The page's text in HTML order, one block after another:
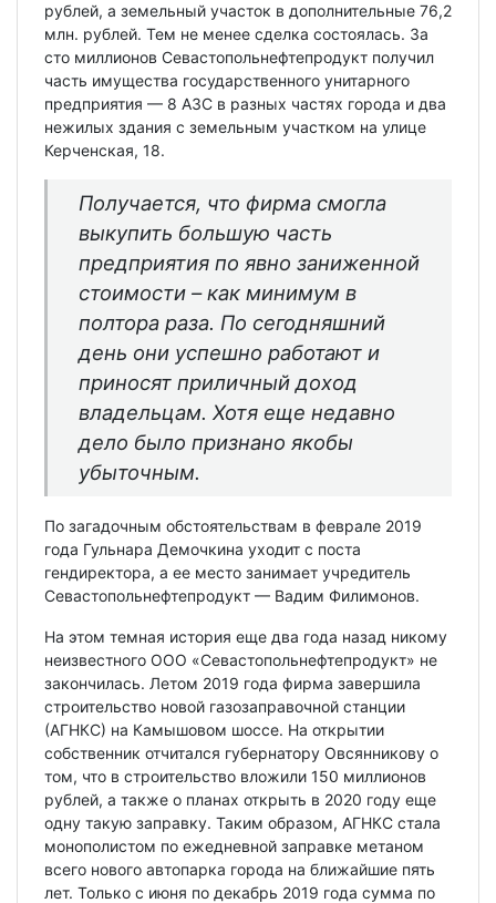
рублей, а земельный участок в дополнительные 76,2
млн. рублей. Тем не менее сделка состоялась. За
сто миллионов Севастопольнефтепродукт получил
часть имущества государственного унитарного
предприятия — 8 АЗС в разных частях города и два
нежилых здания с земельным участком на улице
Керченская, 18.
Получается, что фирма смогла
выкупить большую часть
предприятия по явно заниженной
стоимости – как минимум в
полтора раза. По сегодняшний
день они успешно работают и
приносят приличный доход
владельцам. Хотя еще недавно
дело было признано якобы
убыточным.
По загадочным обстоятельствам в феврале 2019
года Гульнара Демочкина уходит с поста
гендиректора, а ее место занимает учредитель
Севастопольнефтепродукт — Вадим Филимонов.
На этом темная история еще два года назад никому
неизвестного ООО «Севастопольнефтепродукт» не
закончилась. Летом 2019 года фирма завершила
строительство новой газозаправочной станции
(АГНКС) на Камышовом шоссе. На открытии
собственник отчитался губернатору Овсянникову о
том, что в строительство вложили 150 миллионов
рублей, а также о планах открыть в 2020 году еще
одну такую заправку. Таким образом, АГНКС стала
монополистом по ежедневной заправке метаном
всего нового автопарка города на ближайшие пять
лет. Только с июня по декабрь 2019 года сумма по